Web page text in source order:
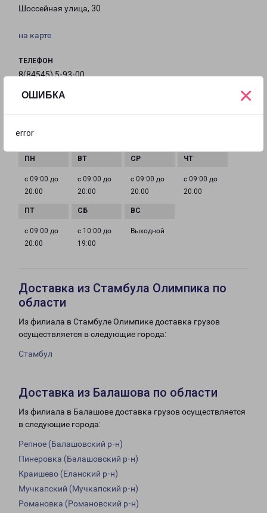
ОШИБКА
error
×
Шоссейная улица, 30
на карте
ТЕЛЕФОН
8(84545) 5-93-00
EMAIL
balashov-fr@pecom.ru
с 09:00 до
20:00
с 09:00 до
20:00
с 09:00 до
20:00
с 09:00 до
20:00
с 09:00 до
20:00
с 10:00 до
19:00
Выходной
Доставка из Стамбула Олимпика по
области
Из филиала в Стамбуле Олимпике доставка грузов
осуществляется в следующие города:
Стамбул
Доставка из Балашова по области
Из филиала в Балашове доставка грузов осуществляется
в следующие города:
Репное (Балашовский р-н)
Пинеровка (Балашовский р-н)
Краишево (Еланский р-н)
Мучкапский (Мучкапский р-н)
Романовка (Романовский р-н)